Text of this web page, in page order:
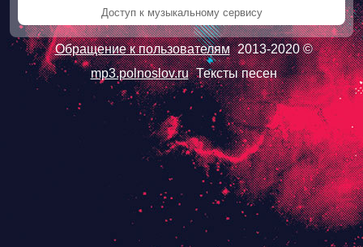
Доступ к музыкальному сервису
Обращение к пользователям 2013-2020 ©
mp3.polnoslov.ru Тексты песен